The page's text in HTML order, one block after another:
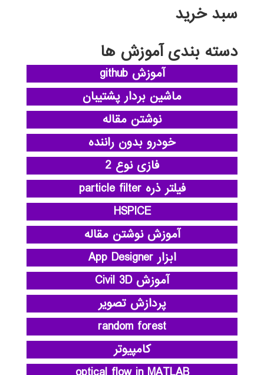
سبد خرید
دسته بندی آموزش ها
آموزش github
ماشین بردار پشتیبان
نوشتن مقاله
خودرو بدون راننده
فازی نوع 2
فیلتر ذره particle filter
HSPICE
آموزش نوشتن مقاله
ابزار App Designer
آموزش Civil 3D
پردازش تصویر
random forest
کامپیوتر